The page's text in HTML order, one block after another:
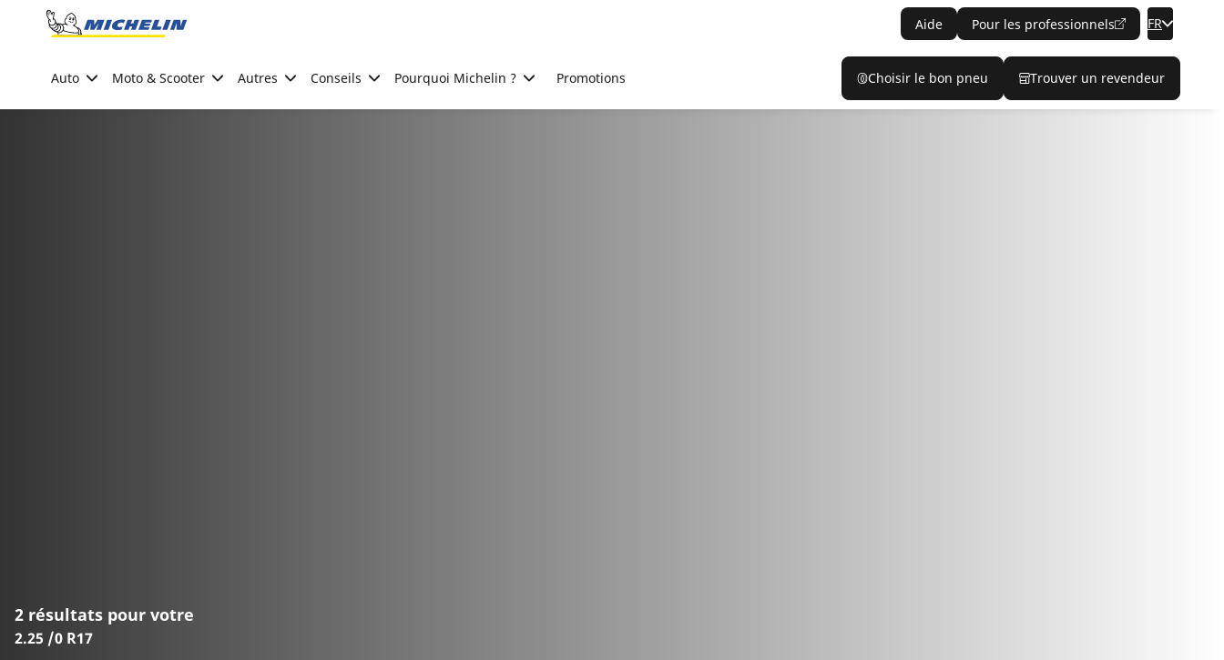
Go to page content
Aide Pour les professionnels FR
Auto Moto & Scooter Autres Conseils Pourquoi Michelin ? Promotions Choisir le bon pneu Trouver un revendeur
2 résultats pour votre
2.25 /0 R17